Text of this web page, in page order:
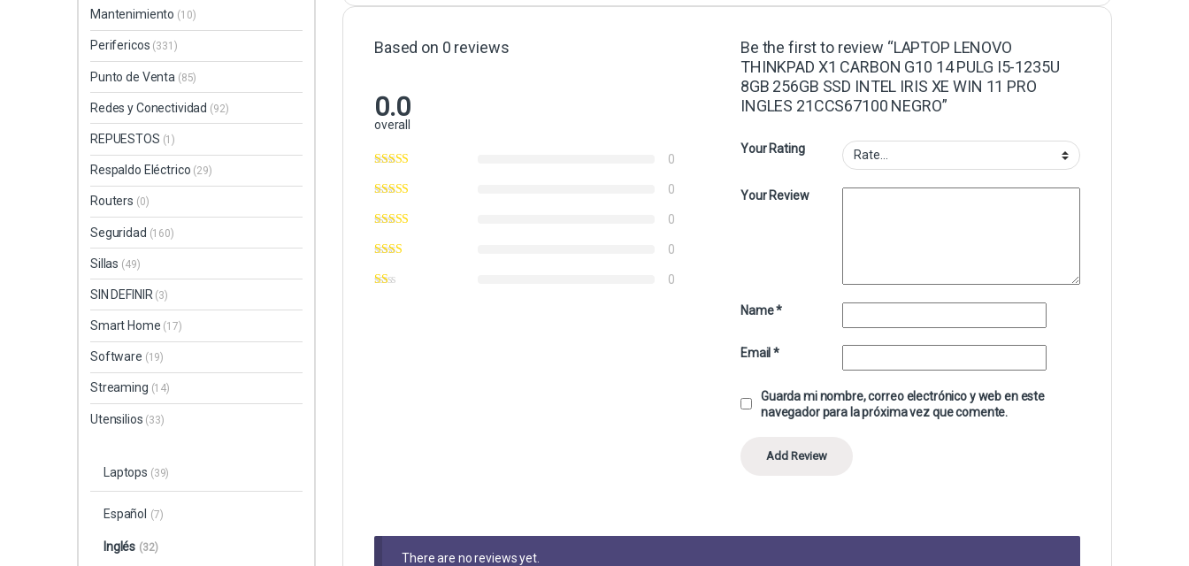
Based on 0 reviews
0.0
overall
0
0
0
0
0
Be the first to review “LAPTOP LENOVO
THINKPAD X1 CARBON G10 14 PULG I5-1235U
8GB 256GB SSD INTEL IRIS XE WIN 11 PRO
INGLES 21CCS67100 NEGRO”
Your Rating
Your Review
Name*
Email*
Guarda mi nombre, correo electrónico y web en este
navegador para la próxima vez que comente.
There are no reviews yet.
Mantenimiento (10)
Perifericos (331)
Punto de Venta (85)
Redes y Conectividad (92)
REPUESTOS (1)
Respaldo Eléctrico (29)
Routers (0)
Seguridad (160)
Sillas (49)
SIN DEFINIR (3)
Smart Home (17)
Software (19)
Streaming (14)
Utensilios (33)
Laptops (39)
Español (7)
Inglés (32)